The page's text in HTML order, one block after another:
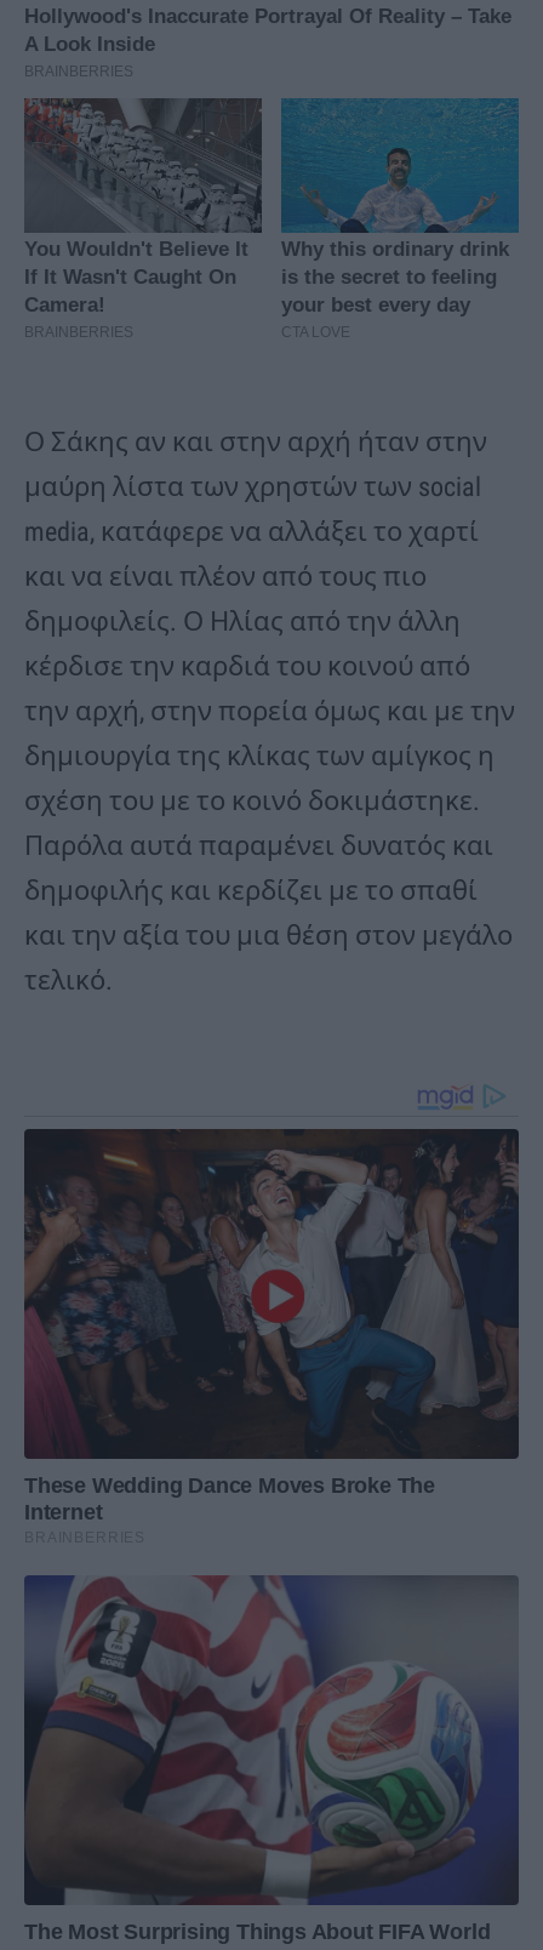
Ο Σάκης αν και στην αρχή ήταν στην
μαύρη λίστα των χρηστών των social
media, κατάφερε να αλλάξει το χαρτί
και να είναι πλέον από τους πιο
δημοφιλείς. Ο Ηλίας από την άλλη
κέρδισε την καρδιά του κοινού από
την αρχή, στην πορεία όμως και με την
δημιουργία της κλίκας των αμίγκος η
σχέση του με το κοινό δοκιμάστηκε.
Παρόλα αυτά παραμένει δυνατός και
δημοφιλής και κερδίζει με το σπαθί
και την αξία του μια θέση στον μεγάλο
τελικό.